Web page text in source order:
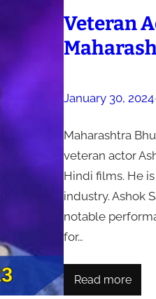
Veteran
January 30, 2024
Maharashtra
veteran actor
Hindi films. He
industry. Ashok
notable
for…
Read more